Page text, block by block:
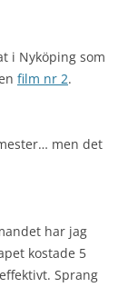
i Nyköping som
film nr 2.
men det
har jag
kostade 5
Sprang